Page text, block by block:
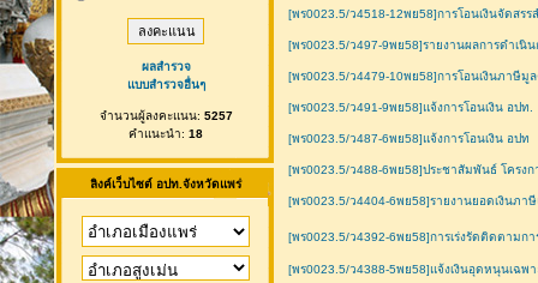
ผลสำรวจ
แบบสำรวจอื่นๆ
จำนวนผู้ลงคะแนน: 5257
คำแนะนำ: 18
ลิงค์เว็บไซต์ อปท.จังหวัดแพร่
[พร0023.5/ว4518-12พย58]การโอนเงินจัดสร
[พร0023.5/ว497-9พย58]รายงานผลการดำเนิ
[พร0023.5/ว4479-10พย58]การโอนเงินภาษีมู
[พร0023.5/ว491-9พย58]แจ้งการโอนเงิน อปท.
[พร0023.5/ว487-6พย58]แจ้งการโอนเงิน อปท
[พร0023.5/ว488-6พย58]ประชาสัมพันธ์ โครง
[พร0023.5/ว4404-6พย58]รายงานยอดเงินภา
[พร0023.5/ว4392-6พย58]การเร่งรัดติดตามก
[พร0023.5/ว4388-5พย58]แจ้งเงินอุดหนุนเฉพ